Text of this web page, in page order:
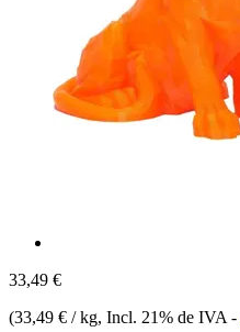
33,49 €
(33,49 € / kg, Incl. 21% de IVA -